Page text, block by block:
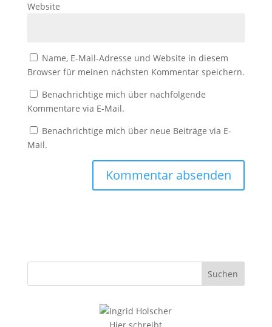
Website
Name, E-Mail-Adresse und Website in diesem
Browser für meinen nächsten Kommentar speichern.
Benachrichtige mich über nachfolgende
Kommentare via E-Mail.
Benachrichtige mich über neue Beiträge via E-
Mail.